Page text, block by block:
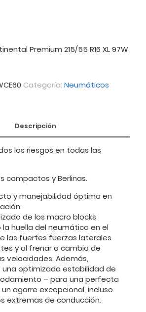
Premium 215/55 R16 XL 97W
Categoría: Neumáticos
Descripción
los riesgos en todas las
compactos y Berlinas.
y manejabilidad óptima en
de los macro blocks
huella del neumático en el
las fuertes fuerzas laterales
y al frenar o cambio de
velocidades. Además,
una optimizada estabilidad de
– para una perfecta
agarre excepcional, incluso
extremas de conducción.